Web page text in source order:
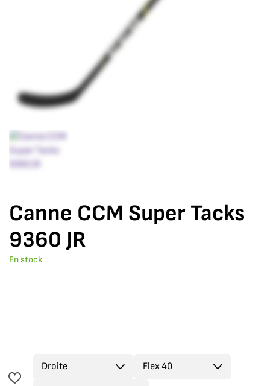
Canne CCM Super Tacks
9360 JR
En stock